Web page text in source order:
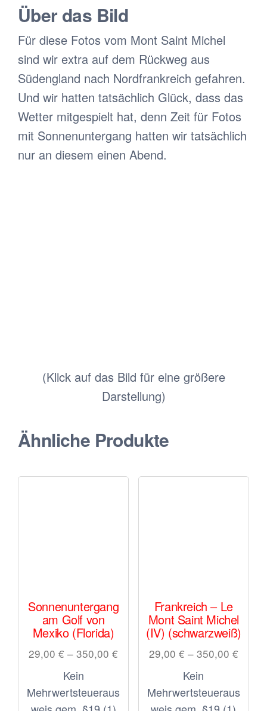
Über das Bild
Für diese Fotos vom Mont Saint Michel
sind wir extra auf dem Rückweg aus
Südengland nach Nordfrankreich gefahren.
Und wir hatten tatsächlich Glück, dass das
Wetter mitgespielt hat, denn Zeit für Fotos
mit Sonnenuntergang hatten wir tatsächlich
nur an diesem einen Abend.
(Klick auf das Bild für eine größere
Darstellung)
Ähnliche Produkte
Sonnenuntergang
am Golf von
Mexiko (Florida)
29,00€ –350,00€
Kein
Mehrwertsteueraus
Frankreich – Le
Mont Saint Michel
(IV) (schwarzweiß)
29,00 € – 350,00 €
Kein
Mehrwertsteueraus